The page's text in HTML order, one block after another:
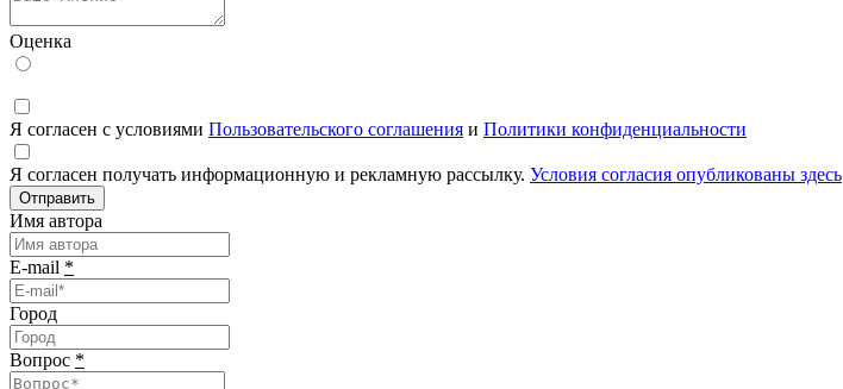
Оценка
Я согласен с условиями Пользовательского соглашения и Политики конфиденциальности
Я согласен получать информационную и рекламную рассылку. Условия согласия опубликованы здесь
Отправить
Имя автора
E-mail *
Город
Вопрос *